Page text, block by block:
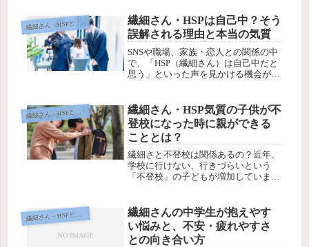
繊
繊細さん・HSPは自己中？そう
誤解される理由と本当の気質
SNSや職場、家族・恋人との関係の中
で、「HSP（繊細さん）は自己中だと
思う」といった声を見かける機会が増
くれない」「急に断ったり距離を置い
たりするのはわがままなのでは？」...
繊
繊細さん・HSP気質の子供が不
登校になった時に親ができる
こととは？
繊細さと不登校は関係あるの？近年、
学校に行けない、行きづらいという
「不登校」の子どもが増加していま
もたちは、学校という集団生活の場で
大きなストレスを感じ、不登校になる
ケース...
繊
細さん・HSPとは？
繊細さんの中学生が抱えやす
い悩みと、不安・疲れやすさ
との向き合い方